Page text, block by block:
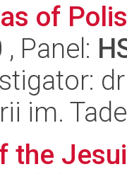
of
, Panel:
im.
the